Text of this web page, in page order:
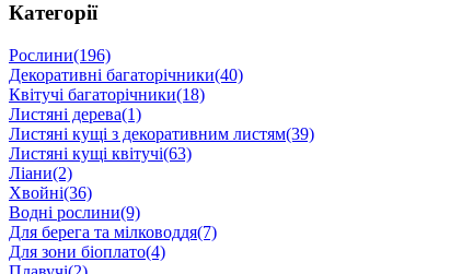
Категорії
Рослини(196)
Декоративні багаторічники(40)
Квітучі багаторічники(18)
Листяні дерева(1)
Листяні кущі з декоративним листям(39)
Листяні кущі квітучі(63)
Ліани(2)
Хвойні(36)
Водні рослини(9)
Для берега та мілководдя(7)
Для зони біоплато(4)